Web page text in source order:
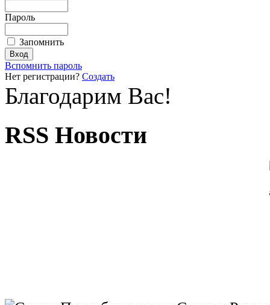
Пароль
Запомнить
Вспомнить пароль
Нет регистрации? Создать
Благодарим Вас!
RSS Новости